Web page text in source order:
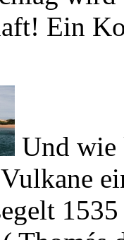
(Thomás
Peru